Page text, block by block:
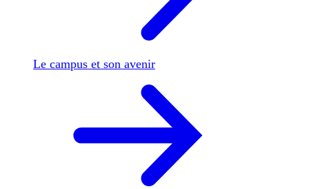
Le campus et son avenir